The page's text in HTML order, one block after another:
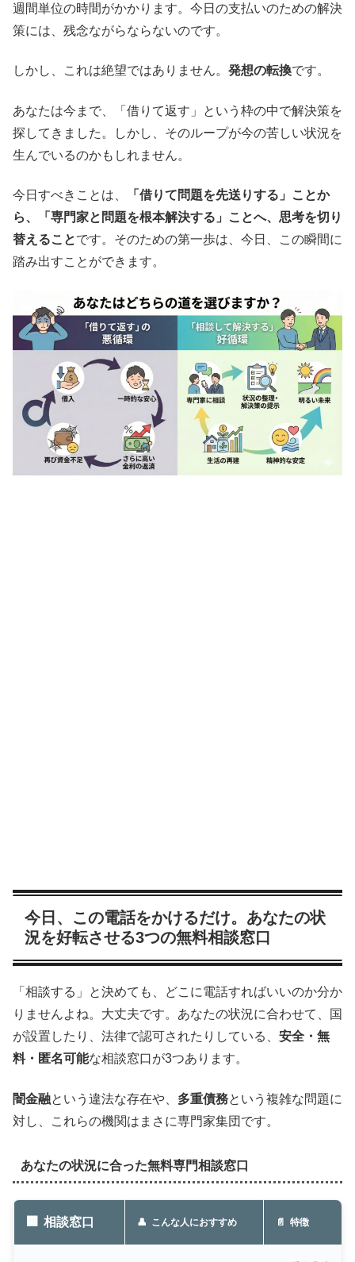
週間単位の時間がかかります。今日の支払いのための解決
策には、残念ながらならないのです。
しかし、これは絶望ではありません。 発想の転換です。
あなたは今まで、「借りて返す」という枠の中で解決策を
探してきました。しかし、そのループが今の苦しい状況を
生んでいるのかもしれません。
今日すべきことは、
「借りて問題を先送りする」ことか
ら、「専門家と問題を根本解決する」ことへ、思考を切り
替えることです。そのための第一歩は、今日、この瞬間に
踏み出すことができます。
今日、この電話をかけるだけ。あなたの状
況を好転させる3つの無料相談窓口
「相談する」と決めても、どこに電話すればいいのか分か
りませんよね。大丈夫です。あなたの状況に合わせて、国
が設置したり、法律で認可されたりしている、 安全・無
料・匿名可能な相談窓口が3つあります。
闇金融という違法な存在や、 多重債務という複雑な問題に
対し、これらの機関はまさに専門家集団です。
あなたの状況に合った無料専門相談窓口
相談窓口 こんな人におすすめ 特徴